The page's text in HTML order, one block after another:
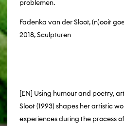
problemen.
Fadenka van der Sloot, (n)ooit
2018, Sculpturen
[EN] Using humour and poetry,
Sloot (1993) shapes her artistic
experiences during the process